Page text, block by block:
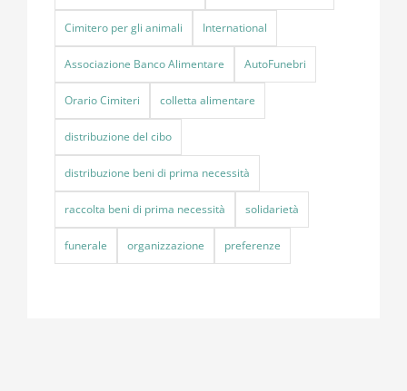
Cimitero per gli animali International
Associazione Banco Alimentare AutoFunebri
Orario Cimiteri colletta alimentare
distribuzione del cibo
distribuzione beni di prima necessità
raccolta beni di prima necessità solidarietà
funerale organizzazione preferenze